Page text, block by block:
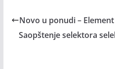
Novo u ponudi –
Saopštenje selektora